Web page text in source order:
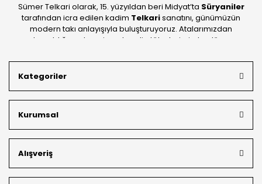
Sümer Telkari olarak, 15. yüzyıldan beri Midyat’ta Süryaniler
tarafından icra edilen kadim Telkarisanatını, günümüzün
modern takı anlayışıyla buluşturuyoruz. Atalarımızdan
devraldığımız bu mirası; kendi atölyelerimizde, dünya
Mardin’in tarihi dokusunu yansıtan geleneksel işlemeleri, her
bütçeye uygun
müşterilerimizin özel siparişlerini benzersiz bir titizlikle
hazırlıyor; köklü geçmişimizi geleceğin takı modasına
güvenle taşıyoruz.
Kategoriler
Kurumsal
Alışveriş